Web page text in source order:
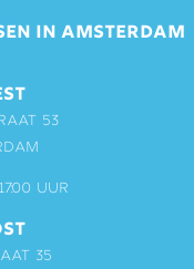
IN AMSTERDAM
53
uur
35